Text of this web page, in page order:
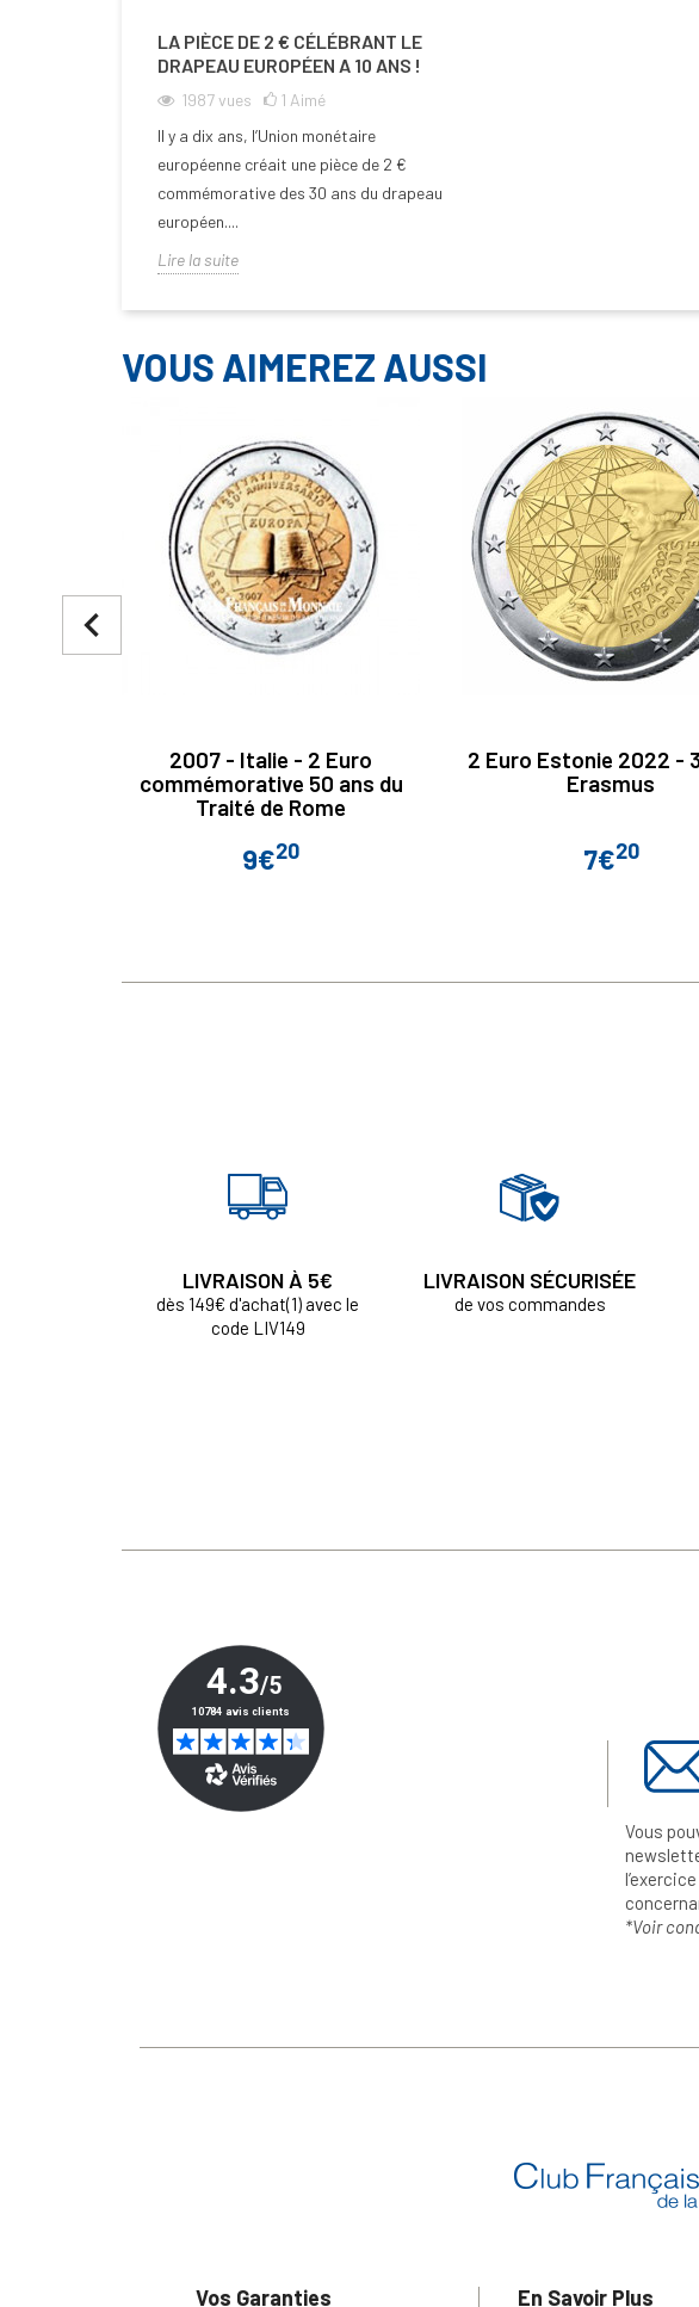
LA PIÈCE DE 2 € CÉLÉBRANT LE
DRAPEAU EUROPÉEN A 10 ANS !
1987vues 1 Aimé
Il y a dix ans, l’Union monétaire
européenne créait une pièce de 2 €
commémorative des 30 ans du drapeau
européen....
Lire la suite
VOUS AIMEREZ AUSSI
2007 - Italie - 2 Euro
commémorative 50 ans du
Traité de Rome
Prix
9€20
2 Euro Estonie 2022 -
Erasmus
Prix
7€20
navigate_before
LIVRAISON À 5€
dès 149€ d'achat(1) avec le
code LIV149
LIVRAISON SÉCURISÉE
de vos commandes
Vous
*Voir
Vos Garanties En Savoir Plus